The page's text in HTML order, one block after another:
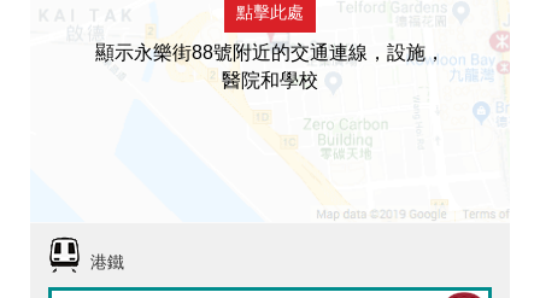
點擊此處
顯示永樂街88號附近的交通連線，設施，
醫院和學校
港鐵